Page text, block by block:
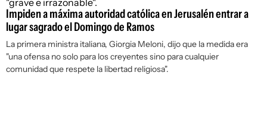
Impiden a máxima autoridad católica en Jerusalén entrar a
lugar sagrado el Domingo de Ramos
La primera ministra italiana, Giorgia Meloni, dijo que la medida era
"una ofensa no solo para los creyentes sino para cualquier
comunidad que respete la libertad religiosa".